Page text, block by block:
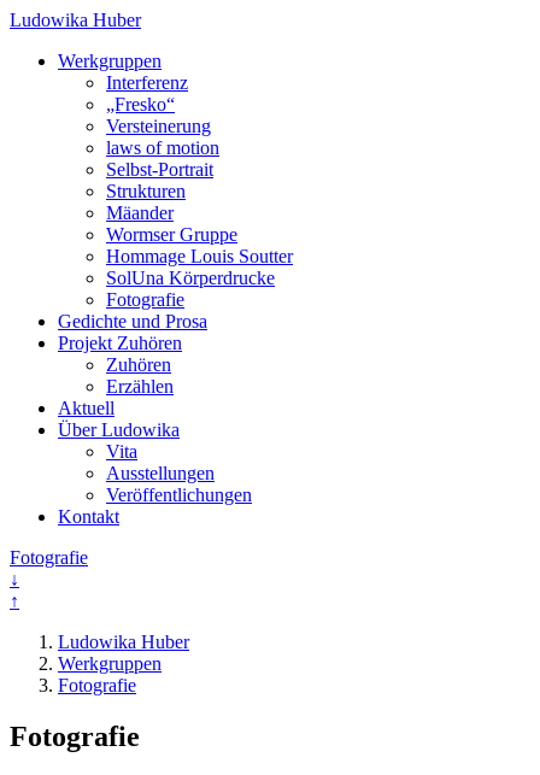
Ludowika Huber
Werkgruppen
Interferenz
„Fresko“
Versteinerung
laws of motion
Selbst-Portrait
Strukturen
Mäander
Wormser Gruppe
Hommage Louis Soutter
SolUna Körperdrucke
Fotografie
Gedichte und Prosa
Projekt Zuhören
Zuhören
Erzählen
Aktuell
Über Ludowika
Vita
Ausstellungen
Veröffentlichungen
Kontakt
Fotografie
↓
↑
Ludowika Huber
Werkgruppen
Fotografie
Fotografie